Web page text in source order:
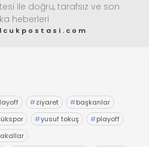
ile doğru, tarafsız ve son
heberleri
#ziyaret #başkanlar
#yusuf tokuş #playoff